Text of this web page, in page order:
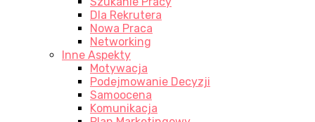
Dla Rekrutera
Nowa Praca
Networking
Inne Aspekty
Motywacja
Podejmowanie Decyzji
Samoocena
Komunikacja